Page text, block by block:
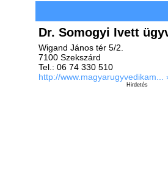
Dr. Somogyi Ivett
Wigand János tér 5/2.
7100 Szekszárd
Tel.: 06 74 330 510
http://www.magyarugyvedikam...
Hirdetés